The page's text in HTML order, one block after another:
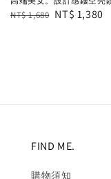
Regular
NT$ 1,680 Sale
NT$ 1,380
FIND ME.
購物須知